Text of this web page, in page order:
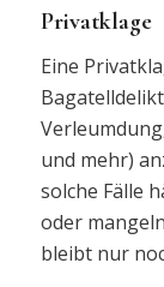
Privatklage
Eine
und mehr)
solche Fälle
oder
bleibt nur